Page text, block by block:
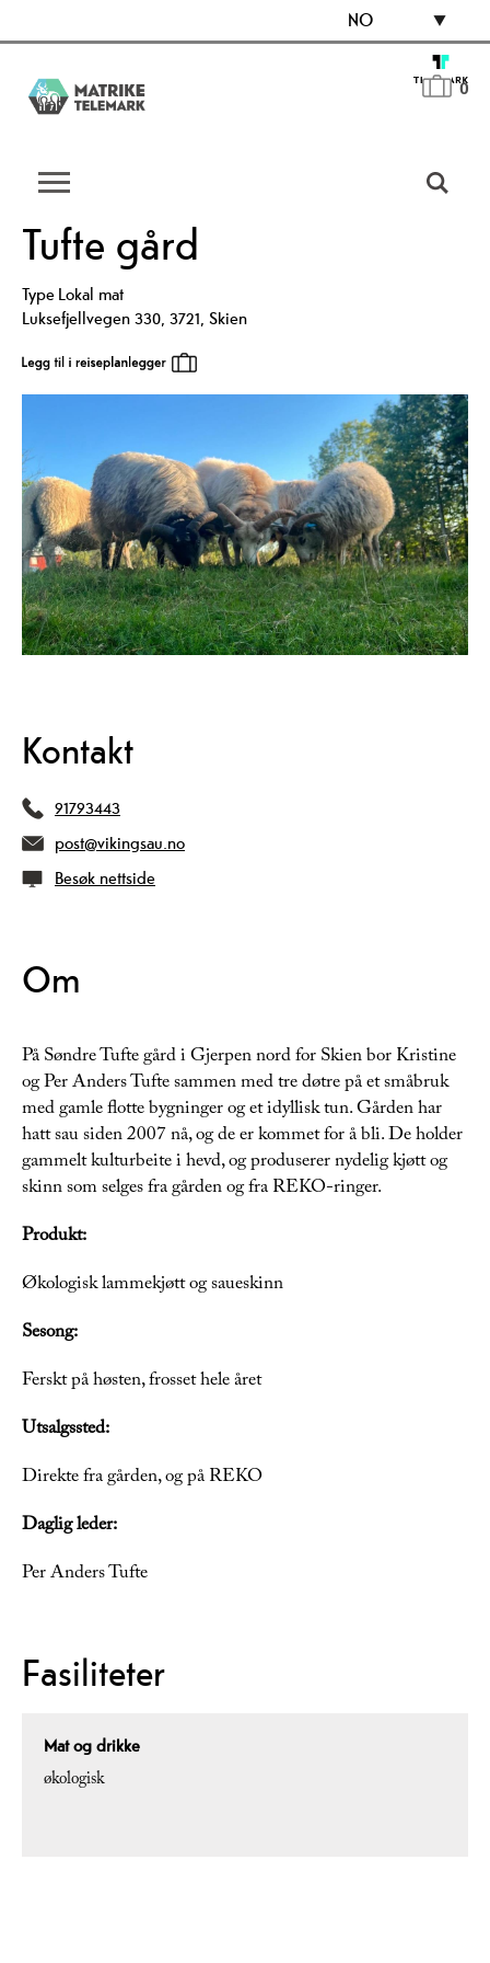
NO
0
Tufte gård
TypeLokal mat
Luksefjellvegen 330, 3721, Skien
Kontakt
91793443
post@vikingsau.no
Besøk nettside
Om
På Søndre Tufte gård i Gjerpen nord for Skien bor Kristine
og Per Anders Tufte sammen med tre døtre på et småbruk
med gamle flotte bygninger og et idyllisk tun. Gården har
hatt sau siden 2007 nå, og de er kommet for å bli. De holder
gammelt kulturbeite i hevd, og produserer nydelig kjøtt og
skinn som selges fra gården og fra REKO-ringer.
Produkt:
Økologisk lammekjøtt og saueskinn
Sesong:
Ferskt på høsten, frosset hele året
Utsalgssted:
Direkte fra gården, og på REKO
Daglig leder:
Per Anders Tufte
Fasiliteter
Mat og drikke
økologisk